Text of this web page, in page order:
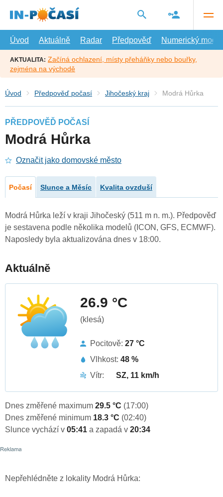
hlavní
Úvod
Aktuálně Radar Předpověď Numerický model
AKTUALITA: Začíná ochlazení, místy přeháňky nebo bouřky,
zejména na východě
Úvod Předpověď počasí Jihočeský kraj Modrá Hůrka
PŘEDPOVĚĎ POČASÍ
Modrá Hůrka
Označit jako domovské město
Počasí Slunce a Měsíc Kvalita ovzduší
Modrá Hůrka leží v kraji Jihočeský (511 m n. m.). Předpověď
je sestavena podle několika modelů (ICON, GFS, ECMWF).
Naposledy byla aktualizována dnes v 18:00.
Aktuálně
26.9 °C
(klesá)
Pocitově: 27 °C
Vlhkost: 48 %
Vítr:
SZ, 11 km/h
Dnes změřené maximum 29.5 °C (17:00)
Dnes změřené minimum 18.3 °C (02:40)
Slunce vychází v 05:41 a zapadá v 20:34
Nepřehlédněte z lokality Modrá Hůrka: